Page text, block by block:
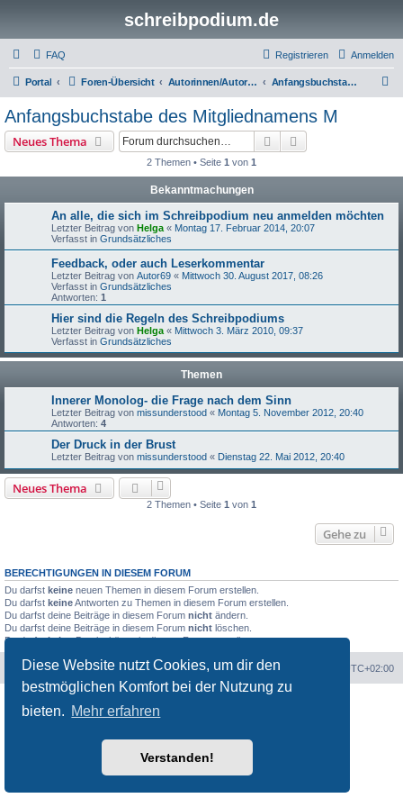
Diese Website nutzt Cookies, um dir den
bestmöglichen Komfort bei der Nutzung zu
bieten. Mehr erfahren
Verstanden!
schreibpodium.de
FAQ Anmelden
Registrieren
Portal Foren-Übersicht Autorinnen/Autoren bringen sich den Lesern näher ... Anfangsbuchstabe des Mitgliednamens M
Anfangsbuchstabe des Mitgliednamens M
Neues Thema Suche
2 Themen • Seite 1 von 1
Bekanntmachungen
An alle, die sich im Schreibpodium neu anmelden möchten
Letzter Beitrag von Helga « Montag 17. Februar 2014, 20:07
Verfasst in Grundsätzliches
Feedback, oder auch Leserkommentar
Letzter Beitrag von Autor69 « Mittwoch 30. August 2017, 08:26
Verfasst in Grundsätzliches
Antworten: 1
Hier sind die Regeln des Schreibpodiums
Letzter Beitrag von Helga « Mittwoch 3. März 2010, 09:37
Verfasst in Grundsätzliches
Themen
Innerer Monolog- die Frage nach dem Sinn
Letzter Beitrag von missunderstood « Montag 5. November 2012, 20:40
Antworten: 4
Der Druck in der Brust
Letzter Beitrag von missunderstood « Dienstag 22. Mai 2012, 20:40
Neues Thema
2 Themen • Seite 1 von 1
Gehe zu
BERECHTIGUNGEN IN DIESEM FORUM
Du darfst keine neuen Themen in diesem Forum erstellen.
Du darfst keineAntworten zu Themen in diesem Forum erstellen.
Du darfst deine Beiträge in diesem Forum nicht ändern.
Du darfst deine Beiträge in diesem Forum nicht löschen.
Du darfstkeineDateianhänge in diesem Forum erstellen.
Portal Foren-Übersicht Alle Zeiten sind UTC+02:00
Customized by